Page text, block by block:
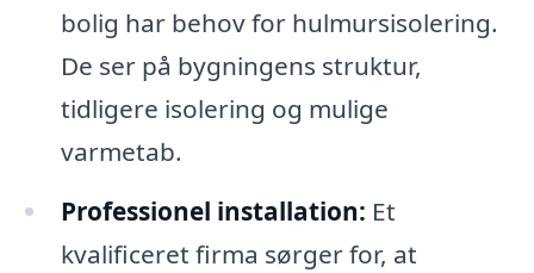
bolig har behov for hulmursisolering.
De ser på bygningens struktur,
tidligere isolering og mulige
varmetab.
Professionel installation: Et
kvalificeret firma sørger for, at